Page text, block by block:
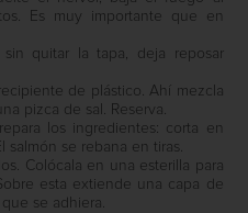
Es muy importante que en
quitar la tapa, deja reposar
de plástico. Ahí mezcla
pizca de sal. Reserva.
los ingredientes: corta en
salmón se rebana en tiras.
Colócala en una esterilla para
esta extiende una capa de
se adhiera.